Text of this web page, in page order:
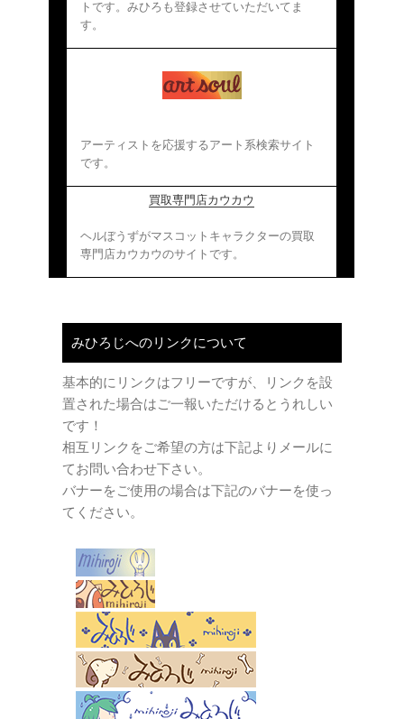
トです。みひろも登録させていただいてま
す。
アーティストを応援するアート系検索サイト
です。
買取専門店カウカウ
ヘルぼうずがマスコットキャラクターの買取
専門店カウカウのサイトです。
みひろじへのリンクについて
基本的にリンクはフリーですが、リンクを設
置された場合はご一報いただけるとうれしい
です！
相互リンクをご希望の方は下記よりメールに
てお問い合わせ下さい。
バナーをご使用の場合は下記のバナーを使っ
てください。